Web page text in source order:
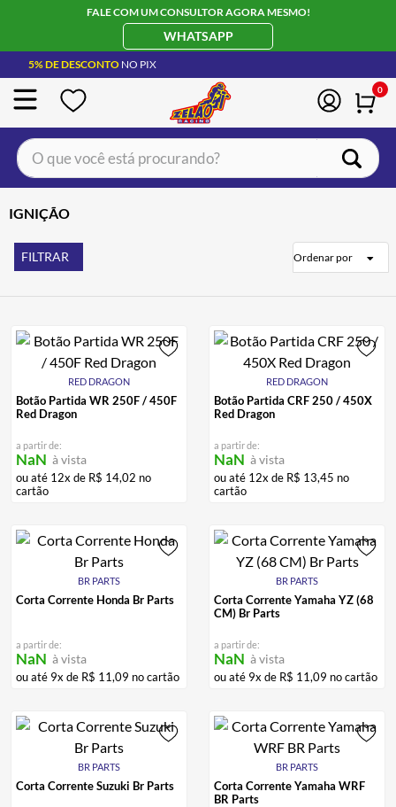
FALE COM UM CONSULTOR AGORA MESMO!
WHATSAPP
5% DE DESCONTO NO PIX
0
O que você está procurando?
IGNIÇÃO
FILTRAR Ordenar por
RED DRAGON
Botão Partida WR 250F / 450F
Red Dragon
a partir de:
NaN à vista
ou até 12x de R$ 14,02 no
cartão
RED DRAGON
Botão Partida CRF 250 / 450X
Red Dragon
a partir de:
NaN à vista
ou até 12x de R$ 13,45 no
cartão
BR PARTS
Corta Corrente Honda Br Parts
a partir de:
NaN à vista
ou até 9x de R$ 11,09 no cartão
BR PARTS
Corta Corrente Yamaha YZ (68
CM) Br Parts
a partir de:
NaN à vista
ou até 9x de R$ 11,09 no cartão
BR PARTS
Corta Corrente Suzuki Br Parts
BR PARTS
Corta Corrente Yamaha WRF
BR Parts
1º CAPACETE LS2
2º BOTA
5º LUVA
BAU
7º CALÇA
8º
9º AIROH